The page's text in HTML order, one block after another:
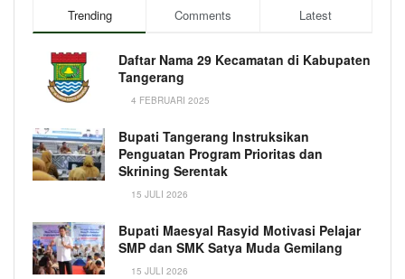
Trending Comments Latest
Daftar Nama 29 Kecamatan di Kabupaten
Tangerang
4 FEBRUARI 2025
Bupati Tangerang Instruksikan
Penguatan Program Prioritas dan
Skrining Serentak
15 JULI 2026
Bupati Maesyal Rasyid Motivasi Pelajar
SMP dan SMK Satya Muda Gemilang
15 JULI 2026